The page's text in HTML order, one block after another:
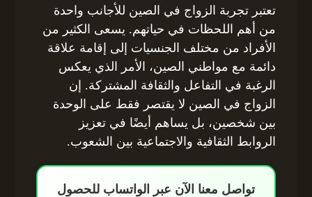
تعتبر تجربة الزواج في الصين للأجانب واحدة
من أهم اللحظات في حياتهم. يسعى الكثير من
الأفراد من مختلف الجنسيات إلى إقامة علاقة
دائمة مع مواطني الصين، الأمر الذي يعكس
الرغبة في التفاعل والثقافة المشتركة. إن
الزواج في الصين لا يقتصر فقط على الوحدة
بين شخصين، بل يساهم أيضًا في تعزيز
الروابط الثقافية والاجتماعية بين الشعوب.
تواصل معنا الآن عبر الواتساب للحصول